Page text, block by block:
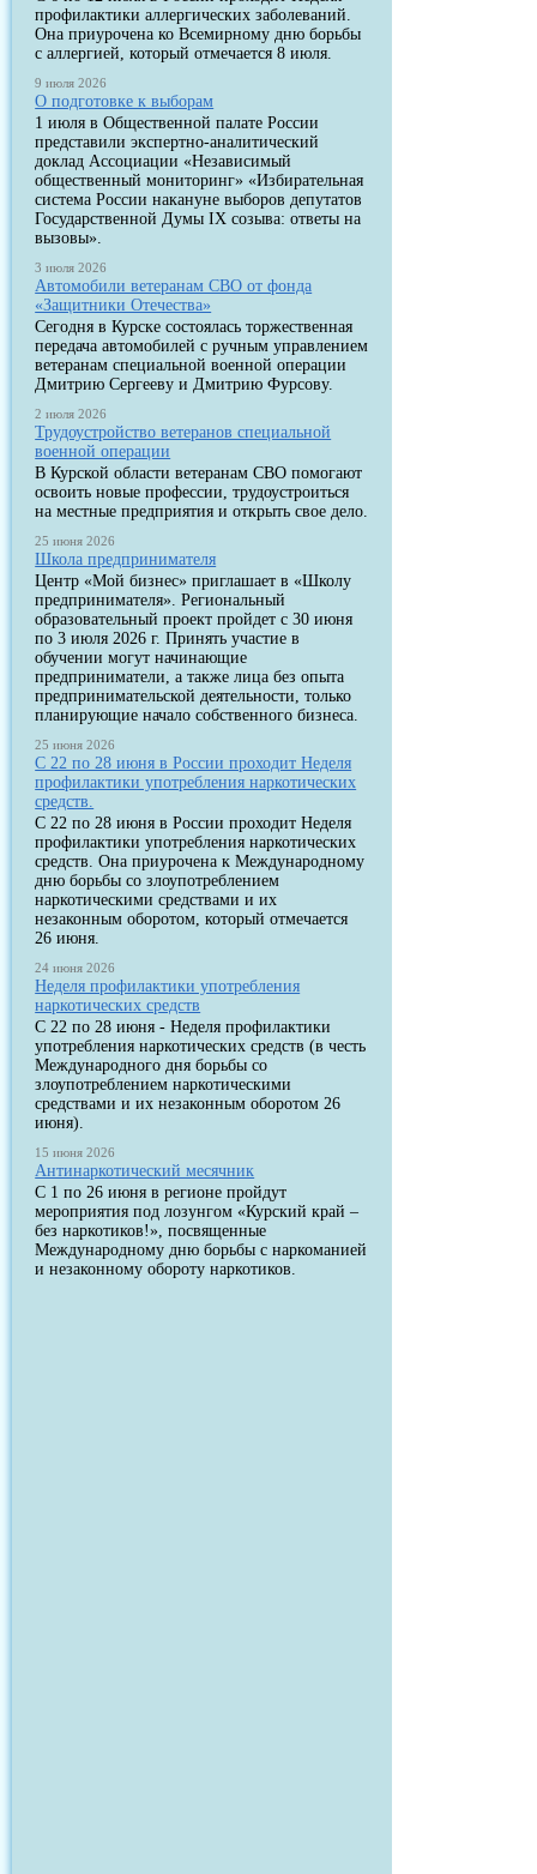
профилактики аллергических заболеваний.
Она приурочена ко Всемирному дню борьбы
с аллергией, который отмечается 8 июля.
9 июля 2026
О подготовке к выборам
1 июля в Общественной палате России
представили экспертно-аналитический
доклад Ассоциации «Независимый
общественный мониторинг» «Избирательная
система России накануне выборов депутатов
Государственной Думы IX созыва: ответы на
вызовы».
3 июля 2026
Автомобили ветеранам СВО от фонда
«Защитники Отечества»
Сегодня в Курске состоялась торжественная
передача автомобилей с ручным управлением
ветеранам специальной военной операции
Дмитрию Сергееву и Дмитрию Фурсову.
2 июля 2026
Трудоустройство ветеранов специальной
военной операции
В Курской области ветеранам СВО помогают
освоить новые профессии, трудоустроиться
на местные предприятия и открыть свое дело.
25 июня 2026
Школа предпринимателя
Центр «Мой бизнес» приглашает в «Школу
предпринимателя». Региональный
образовательный проект пройдет с 30 июня
по 3 июля 2026 г. Принять участие в
обучении могут начинающие
предприниматели, а также лица без опыта
предпринимательской деятельности, только
планирующие начало собственного бизнеса.
25 июня 2026
С 22 по 28 июня в России проходит Неделя
профилактики употребления наркотических
средств.
С 22 по 28 июня в России проходит Неделя
профилактики употребления наркотических
средств. Она приурочена к Международному
дню борьбы со злоупотреблением
наркотическими средствами и их
незаконным оборотом, который отмечается
26 июня.
24 июня 2026
Неделя профилактики употребления
наркотических средств
С 22 по 28 июня - Неделя профилактики
употребления наркотических средств (в честь
Международного дня борьбы со
злоупотреблением наркотическими
средствами и их незаконным оборотом 26
июня).
15 июня 2026
Антинаркотический месячник
С 1 по 26 июня в регионе пройдут
мероприятия под лозунгом «Курский край –
без наркотиков!», посвященные
Международному дню борьбы с наркоманией
и незаконному обороту наркотиков.